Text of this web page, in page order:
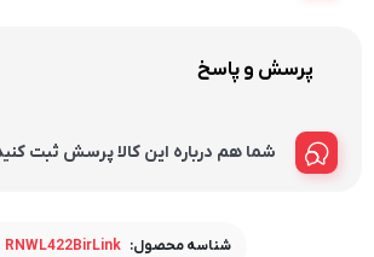
پرسش و پاسخ
شما هم درباره این کالا پرسش ثبت
شناسه محصول: RNWL422BirLink